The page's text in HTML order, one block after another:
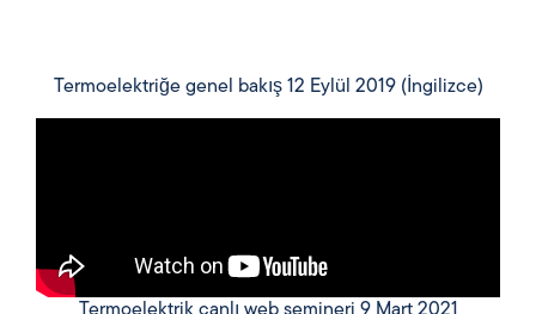
Termoelektriğe genel bakış 12 Eylül 2019 (İngilizce)
Termoelektrik canlı web semineri 9 Mart 2021